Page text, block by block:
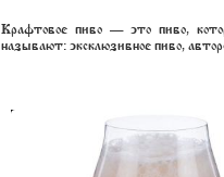
Крафтовое пиво — это пиво,
называют: эксклюзивное пиво,
ТРОЙНОЙ ПШЕНИЧНЫЙ ЭЛЬ